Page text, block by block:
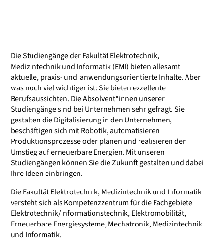
Die Studiengänge der Fakultät Elektrotechnik,
Medizintechnik und Informatik (EMI) bieten allesamt
aktuelle, praxis- und anwendungsorientierte Inhalte. Aber
was noch viel wichtiger ist: Sie bieten exzellente
Berufsaussichten. Die Absolvent*innen unserer
Studiengänge sind bei Unternehmen sehr gefragt. Sie
gestalten die Digitalisierung in den Unternehmen,
beschäftigen sich mit Robotik, automatisieren
Produktionsprozesse oder planen und realisieren den
Umstieg auf erneuerbare Energien. Mit unseren
Studiengängen können Sie die Zukunft gestalten und dabei
Ihre Ideen einbringen.
Die Fakultät Elektrotechnik, Medizintechnik und Informatik
versteht sich als Kompetenzzentrum für die Fachgebiete
Elektrotechnik/Informationstechnik, Elektromobilität,
Erneuerbare Energiesysteme, Mechatronik, Medizintechnik
und Informatik.